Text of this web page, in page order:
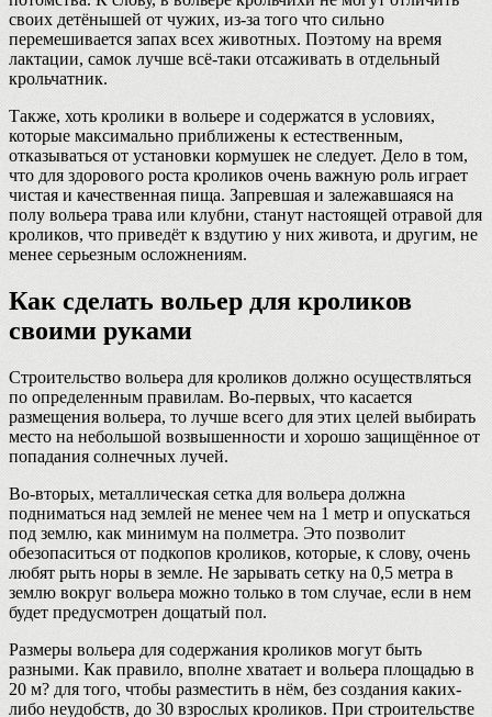
своих детёнышей от чужих, из-за того что сильно
перемешивается запах всех животных. Поэтому на время
лактации, самок лучше всё-таки отсаживать в отдельный
крольчатник.
Также, хоть кролики в вольере и содержатся в условиях,
которые максимально приближены к естественным,
отказываться от установки кормушек не следует. Дело в том,
что для здорового роста кроликов очень важную роль играет
чистая и качественная пища. Запревшая и залежавшаяся на
полу вольера трава или клубни, станут настоящей отравой для
кроликов, что приведёт к вздутию у них живота, и другим, не
менее серьезным осложнениям.
Как сделать вольер для кроликов
своими руками
Строительство вольера для кроликов должно осуществляться
по определенным правилам. Во-первых, что касается
размещения вольера, то лучше всего для этих целей выбирать
место на небольшой возвышенности и хорошо защищённое от
попадания солнечных лучей.
Во-вторых, металлическая сетка для вольера должна
подниматься над землей не менее чем на 1 метр и опускаться
под землю, как минимум на полметра. Это позволит
обезопаситься от подкопов кроликов, которые, к слову, очень
любят рыть норы в земле. Не зарывать сетку на 0,5 метра в
землю вокруг вольера можно только в том случае, если в нем
будет предусмотрен дощатый пол.
Размеры вольера для содержания кроликов могут быть
разными. Как правило, вполне хватает и вольера площадью в
20 м? для того, чтобы разместить в нём, без создания каких-
либо неудобств, до 30 взрослых кроликов. При строительстве